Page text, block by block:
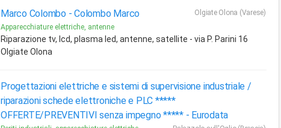
Marco Colombo -Colombo Marco
Olgiate Olona (Varese)
Apparecchiature elettriche, antenne
Riparazione tv, lcd, plasma led, antenne, satellite - via P. Parini 16
Olgiate Olona
Progettazioni elettriche e sistemi di supervisione industriale /
riparazioni schede elettroniche e PLC *****
OFFERTE/PREVENTIVI senza impegno ***** - Eurodata